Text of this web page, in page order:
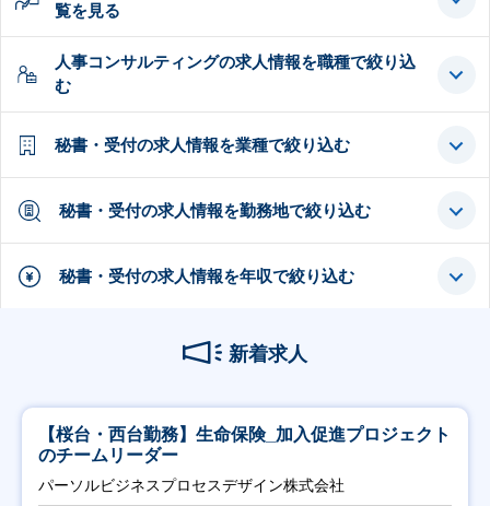
覧を見る
人事コンサルティングの求人情報を職種で絞り込
む
秘書・受付の求人情報を業種で絞り込む
秘書・受付の求人情報を勤務地で絞り込む
秘書・受付の求人情報を年収で絞り込む
新着求人
【桜台・西台勤務】生命保険_加入促進プロジェクト
のチームリーダー
パーソルビジネスプロセスデザイン株式会社